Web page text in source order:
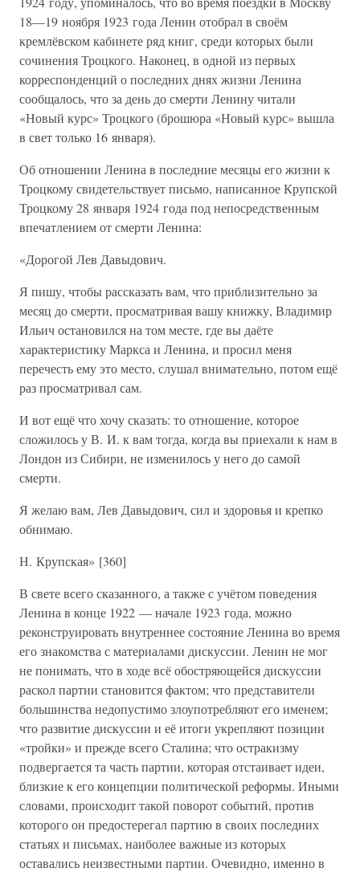
18—19 ноября 1923 года Ленин отобрал в своём
кремлёвском кабинете ряд книг, среди которых были
сочинения Троцкого. Наконец, в одной из первых
корреспонденций о последних днях жизни Ленина
сообщалось, что за день до смерти Ленину читали
«Новый курс» Троцкого (брошюра «Новый курс» вышла
в свет только 16 января).
Об отношении Ленина в последние месяцы его жизни к
Троцкому свидетельствует письмо, написанное Крупской
Троцкому 28 января 1924 года под непосредственным
впечатлением от смерти Ленина:
«Дорогой Лев Давыдович.
Я пишу, чтобы рассказать вам, что приблизительно за
месяц до смерти, просматривая вашу книжку, Владимир
Ильич остановился на том месте, где вы даёте
характеристику Маркса и Ленина, и просил меня
перечесть ему это место, слушал внимательно, потом ещё
раз просматривал сам.
И вот ещё что хочу сказать: то отношение, которое
сложилось у В. И. к вам тогда, когда вы приехали к нам в
Лондон из Сибири, не изменилось у него до самой
смерти.
Я желаю вам, Лев Давыдович, сил и здоровья и крепко
обнимаю.
Н. Крупская» [360]
В свете всего сказанного, а также с учётом поведения
Ленина в конце 1922 — начале 1923 года, можно
реконструировать внутреннее состояние Ленина во время
его знакомства с материалами дискуссии. Ленин не мог
не понимать, что в ходе всё обостряющейся дискуссии
раскол партии становится фактом; что представители
большинства недопустимо злоупотребляют его именем;
что развитие дискуссии и её итоги укрепляют позиции
«тройки» и прежде всего Сталина; что остракизму
подвергается та часть партии, которая отстаивает идеи,
близкие к его концепции политической реформы. Иными
словами, происходит такой поворот событий, против
которого он предостерегал партию в своих последних
статьях и письмах, наиболее важные из которых
оставались неизвестными партии. Очевидно, именно в